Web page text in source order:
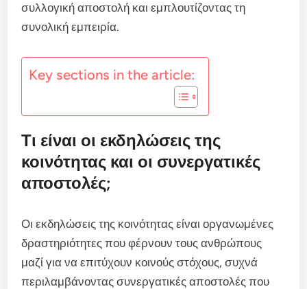
συλλογική αποστολή και εμπλουτίζοντας τη
συνολική εμπειρία.
Key sections in the article:
Τι είναι οι εκδηλώσεις της
κοινότητας και οι συνεργατικές
αποστολές;
Οι εκδηλώσεις της κοινότητας είναι οργανωμένες
δραστηριότητες που φέρνουν τους ανθρώπους
μαζί για να επιτύχουν κοινούς στόχους, συχνά
περιλαμβάνοντας συνεργατικές αποστολές που